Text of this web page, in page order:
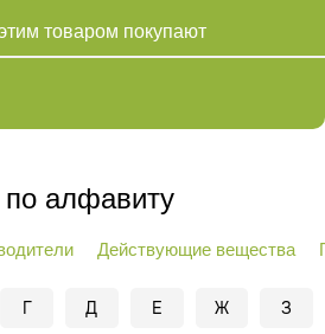
товаром покупают
по алфавиту
Действующие вещества
Г Д Е Ж З